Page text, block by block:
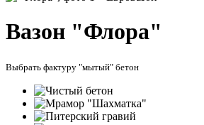
Вазон "Флора"
Выбрать фактуру "мытый" бетон